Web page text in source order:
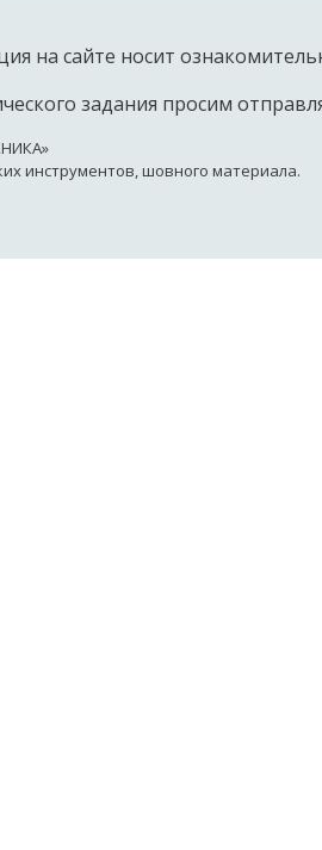
на сайте носит
задания просим
инструментов, шовного материала.